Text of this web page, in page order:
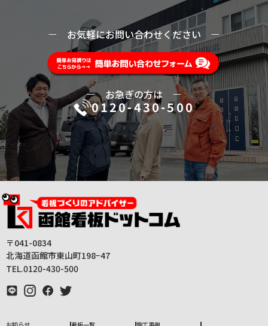
ー お気軽にお問い合わせください ー
ーお急ぎの方は ー
0120-430-500
〒041-0834
北海道函館市東山町198−47
TEL.0120-430-500